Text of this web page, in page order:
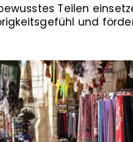
Teilen
und